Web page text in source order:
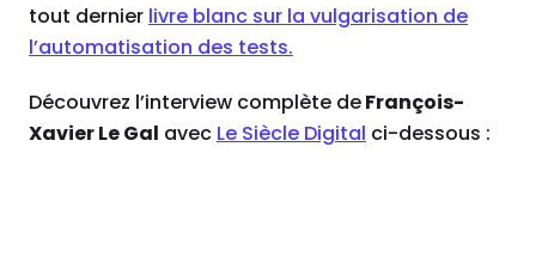
tout dernier livre blanc sur la vulgarisation de
l’automatisation des tests.
Découvrez l’interview complète deFrançois-
Xavier Le Gal avec Le Siècle Digital ci-dessous :